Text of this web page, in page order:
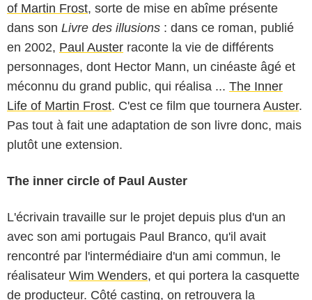
of Martin Frost, sorte de mise en abîme présente
dans son Livre des illusions : dans ce roman, publié
en 2002, Paul Auster raconte la vie de différents
personnages, dont Hector Mann, un cinéaste âgé et
méconnu du grand public, qui réalisa ... The Inner
Life of Martin Frost. C'est ce film que tournera Auster.
Pas tout à fait une adaptation de son livre donc, mais
plutôt une extension.
The inner circle of Paul Auster
L'écrivain travaille sur le projet depuis plus d'un an
avec son ami portugais Paul Branco, qu'il avait
rencontré par l'intermédiaire d'un ami commun, le
réalisateur Wim Wenders, et qui portera la casquette
de producteur. Côté casting, on retrouvera la